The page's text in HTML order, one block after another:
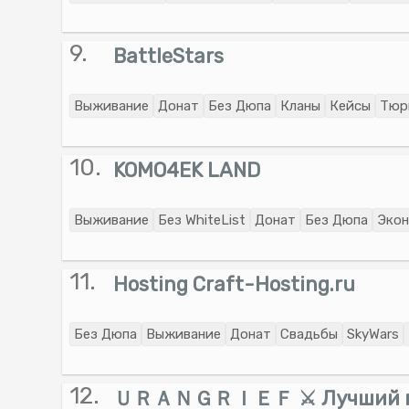
9. BattleStars
Выживание Донат Без Дюпа Кланы Кейсы
10. KOMO4EK LAND
Выживание Без WhiteList Донат Без Дюпа
11. Hosting Craft-Hosting.ru
Без Дюпа Выживание Донат Свадьбы SkyWars
12.
ＵＲＡＮＧＲＩＥＦ ⚔ Лучший